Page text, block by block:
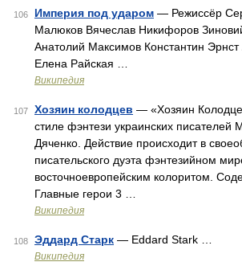
106 Империя под ударом — Режиссёр
Малюков Вячеслав Никифоров
Анатолий Максимов Константин Эрнст
Елена Райская …
Википедия
107 Хозяин колодцев — «Хозяин
стиле фэнтези украинских писателей
Дяченко. Действие происходит в
писательского дуэта фэнтезийном
восточноевропейским колоритом.
Главные герои 3 …
Википедия
108 Эддард Старк — Eddard Stark …
Википедия